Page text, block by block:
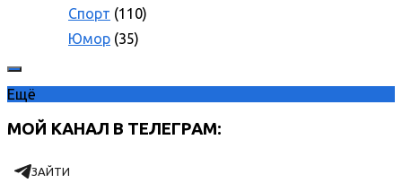
Спорт (110)
Юмор (35)
Ещё
МОЙ КАНАЛ В ТЕЛЕГРАМ:
ЗАЙТИ